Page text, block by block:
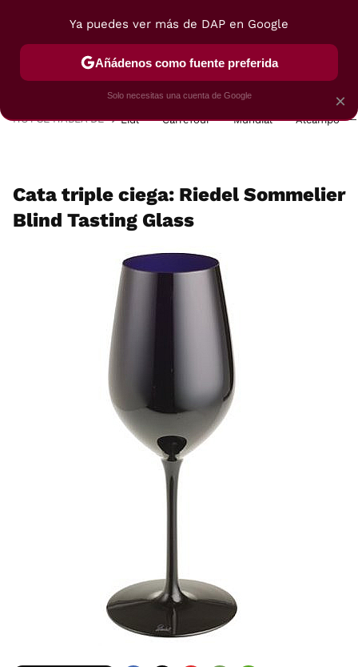
POSTRES VIAJES SELECCIÓN VEGUI
HOY SE HABLA DE Lidl Carrefour Mundial Alcampo
Cata triple ciega: Riedel Sommelier
Blind Tasting Glass
×
Ya puedes ver más de DAP en Google
Añádenos como fuente preferida
Solo necesitas una cuenta de Google